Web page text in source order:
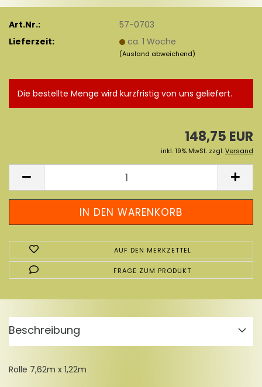
Art.Nr.:
57-0703
Lieferzeit:
ca. 1 Woche
(Ausland abweichend)
Die bestellte Menge wird kurzfristig von uns geliefert.
148,75 EUR
inkl. 19% MwSt. zzgl.Versand
AUF DEN MERKZETTEL
FRAGE ZUM PRODUKT
Beschreibung
Rolle 7,62m x 1,22m